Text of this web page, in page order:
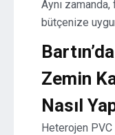
Aynı zamanda,
bütçenize
Zemin
Nasıl
Heterojen